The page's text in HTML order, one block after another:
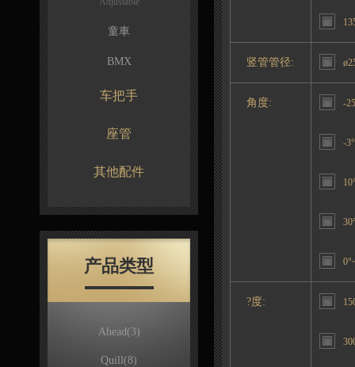
童車
BMX
车把手
座管
其他配件
产品类型
Ahead (3)
Quill (8)
竖管管径:
角度: -
-3°
?度: